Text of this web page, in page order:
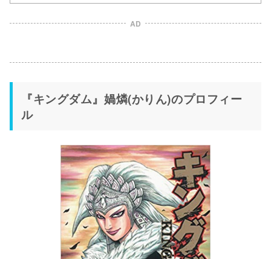
AD
『キングダム』媧燐(かりん)のプロフィー
ル